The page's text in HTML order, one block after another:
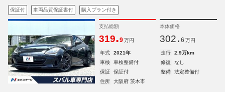
保証付 車両品質保証書付 購入プラン付き
支払総額
319.9 万円
本体価格
302. 6 万円
年式 2021年 走行
2.9万km
車検
車検整備付 修復
なし
保証
保証付 整備
法定整備付
住所
大阪府 茨木市